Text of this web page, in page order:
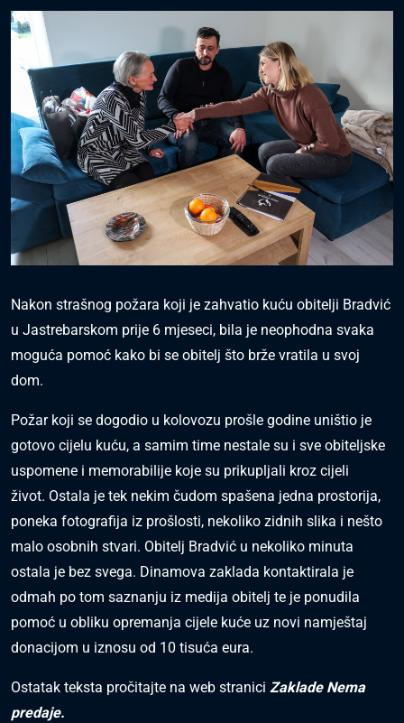
Nakon strašnog požara koji je zahvatio kuću obitelji Bradvić
u Jastrebarskom prije 6 mjeseci, bila je neophodna svaka
moguća pomoć kako bi se obitelj što brže vratila u svoj
dom.
Požar koji se dogodio u kolovozu prošle godine uništio je
gotovo cijelu kuću, a samim time nestale su i sve obiteljske
uspomene i memorabilije koje su prikupljali kroz cijeli
život. Ostala je tek nekim čudom spašena jedna prostorija,
poneka fotografija iz prošlosti, nekoliko zidnih slika i nešto
malo osobnih stvari. Obitelj Bradvić u nekoliko minuta
ostala je bez svega. Dinamova zaklada kontaktirala je
odmah po tom saznanju iz medija obitelj te je ponudila
pomoć u obliku opremanja cijele kuće uz novi namještaj
donacijom u iznosu od 10 tisuća eura.
Ostatak teksta pročitajte na web stranici Zaklade Nema
predaje.